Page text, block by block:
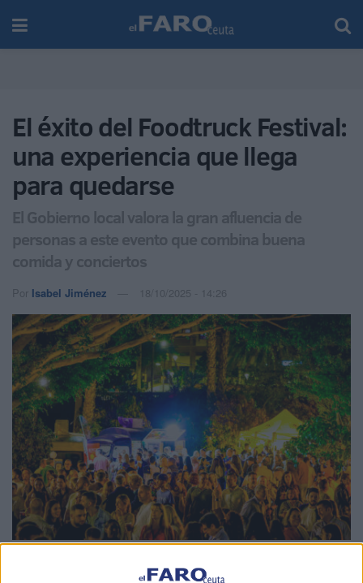
El éxito del Foodtruck Festival:
una experiencia que llega
para quedarse
El Gobierno local valora la gran afluencia de
personas a este evento que combina buena
comida y conciertos
Por Isabel Jiménez 18/10/2025 - 14:26